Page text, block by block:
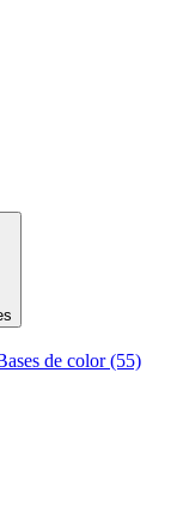
de color (55)